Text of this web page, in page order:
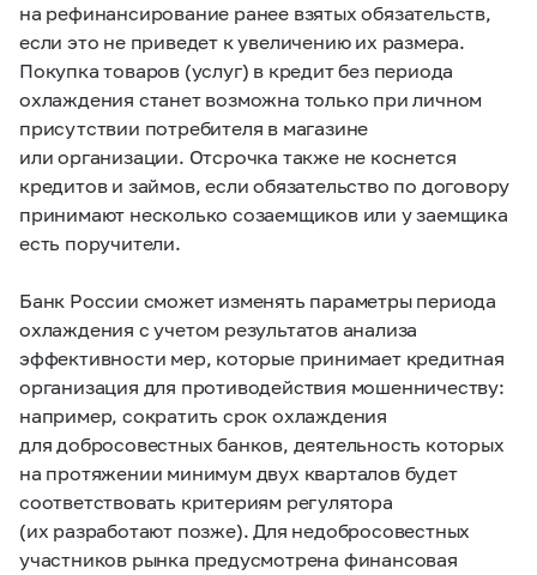
на рефинансирование ранее взятых обязательств,
если это не приведет к увеличению их размера.
Покупка товаров (услуг) в кредит без периода
охлаждения станет возможна только при личном
присутствии потребителя в магазине
или организации. Отсрочка также не коснется
кредитов и займов, если обязательство по договору
принимают несколько созаемщиков или у заемщика
есть поручители.
Банк России сможет изменять параметры периода
охлаждения с учетом результатов анализа
эффективности мер, которые принимает кредитная
организация для противодействия мошенничеству:
например, сократить срок охлаждения
для добросовестных банков, деятельность которых
на протяжении минимум двух кварталов будет
соответствовать критериям регулятора
(их разработают позже). Для недобросовестных
участников рынка предусмотрена финансовая